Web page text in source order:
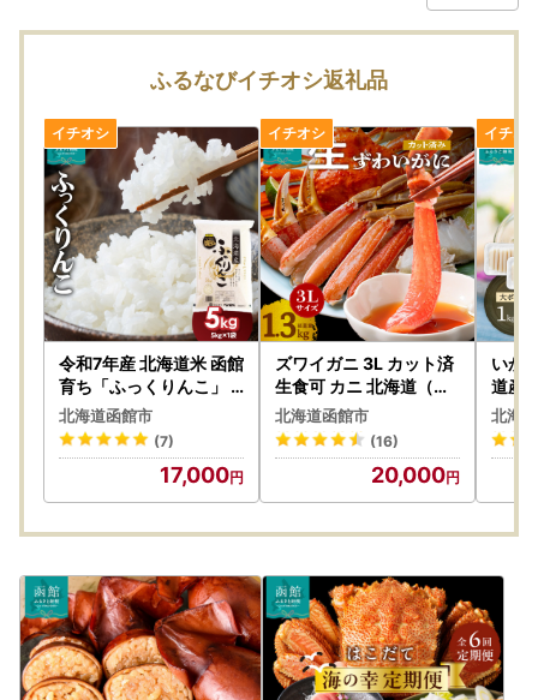
ふるなびイチオシ返礼品
令和7年産 北海道米 函館
育ち「ふっくりんこ」 5
kg （5kg×1袋） 2025
年度産 お米 _HD037-0
01
北海道函館市
(7)
17,000
ズワイガニ 3L カット済
生食可 カニ 北海道（内
容量1kg／総重量1.3kg
）_HD065-008
北海道函館市
(16)
20,000
いか
道産
227-
北海